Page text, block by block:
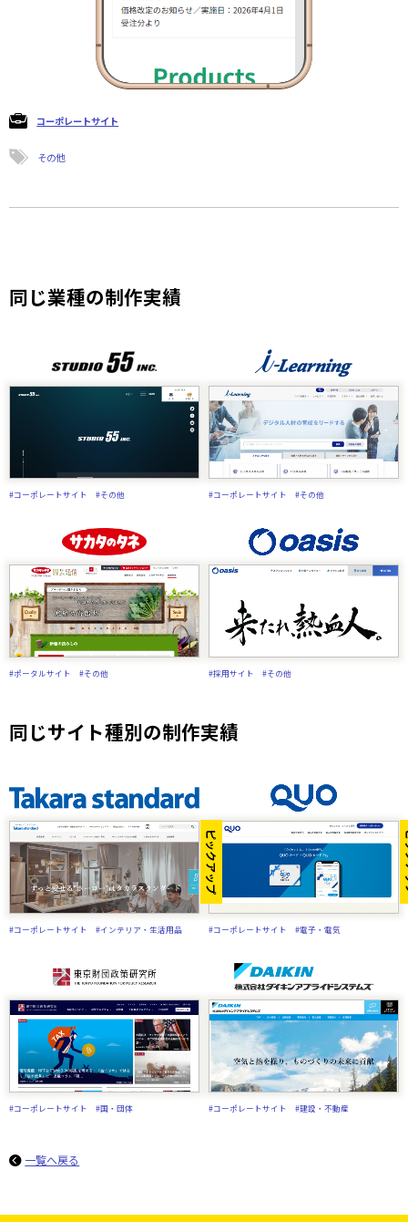
コーポレートサイト
その他
同じ業種の制作実績
#コーポレートサイト #その他 #コーポレートサイト #その他
#ポータルサイト #その他 #採用サイト #その他
同じサイト種別の制作実績
ピックアップ
#コーポレートサイト #インテリア・生活用品 #コーポレートサイト #電子・電気
#コーポレートサイト #国・団体 #コーポレートサイト #建設・不動産
一覧へ戻る